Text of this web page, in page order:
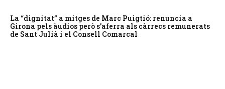
La “dignitat” a mitges de Marc Puigtió: renuncia a
Girona pels àudios però s’aferra als càrrecs remunerats
de Sant Julià i el Consell Comarcal